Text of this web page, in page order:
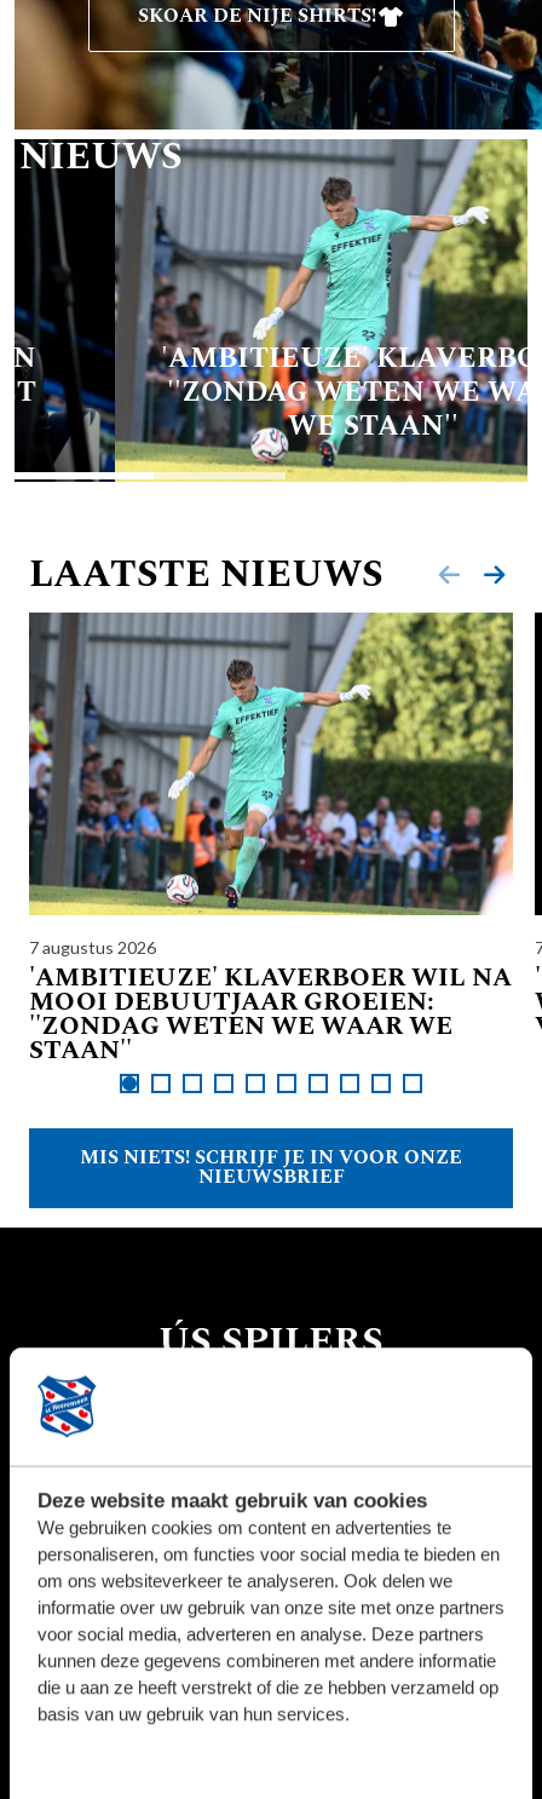
Deze website maakt gebruik van cookies
We gebruiken cookies om content en advertenties te
personaliseren, om functies voor social media te bieden en
om ons websiteverkeer te analyseren. Ook delen we
informatie over uw gebruik van onze site met onze partners
voor social media, adverteren en analyse. Deze partners
kunnen deze gegevens combineren met andere informatie
die u aan ze heeft verstrekt of die ze hebben verzameld op
basis van uw gebruik van hun services.
SKOAR DE NIJE SHIRTS!
NIEUWS
'AMBITIEUZE' KLAVERBOER:
''ZONDAG WETEN WE WAAR
WE STAAN''
LAATSTE NIEUWS
7 augustus 2026
'AMBITIEUZE' KLAVERBOER WIL NA
MOOI DEBUUTJAAR GROEIEN:
''ZONDAG WETEN WE WAAR WE
STAAN''
MIS NIETS! SCHRIJF JE IN VOOR ONZE
NIEUWSBRIEF
ÚS SPILERS
6